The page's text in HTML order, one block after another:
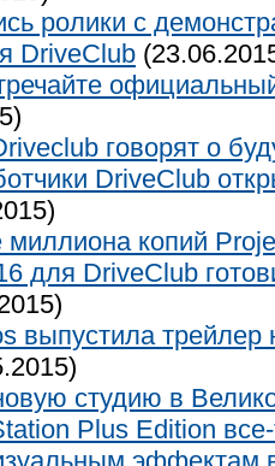
ролики с
DriveClub
говорят о
DriveClub
миллиона копий
для DriveClub
выпустила трейлер
студию в
Plus Edition